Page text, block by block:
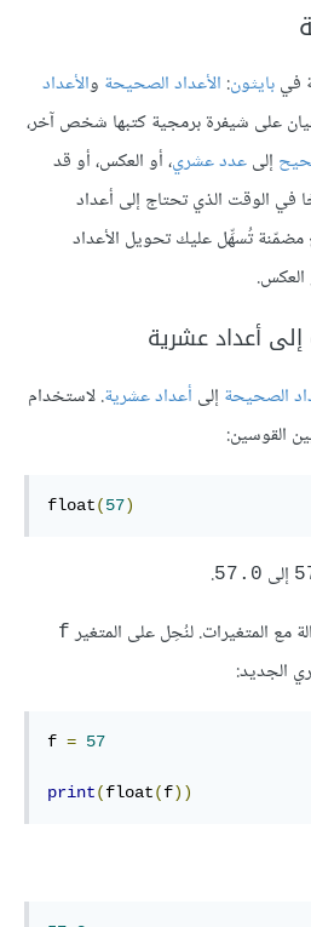
فيبايثون: الأعداد الصحيحة والأعداد
على شيفرة برمجية كتبها شخص آخر،
إلىعدد عشري، أو العكس، أو قد
الوقت الذي تحتاج إلى أعداد
مضمّنة تُسهِّل عليك تحويل الأعداد
العكس.
إلى أعداد عشرية
الصحيحة إلى أعداد عشرية. لاستخدام
القوسين:
float(57)
إلى 57.0
.
مع المتغيرات. لنُحِل على المتغير f
الجديد:
f = 57
print(float(f))